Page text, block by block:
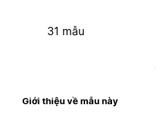
31 mẫu
Giới thiệu về mẫu này